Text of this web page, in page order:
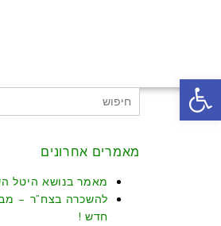
מאמרים אחרונים
מאמר בנושא היטל
להשכרה בצח”ר –
חדש !
פתח סרגל נגישות